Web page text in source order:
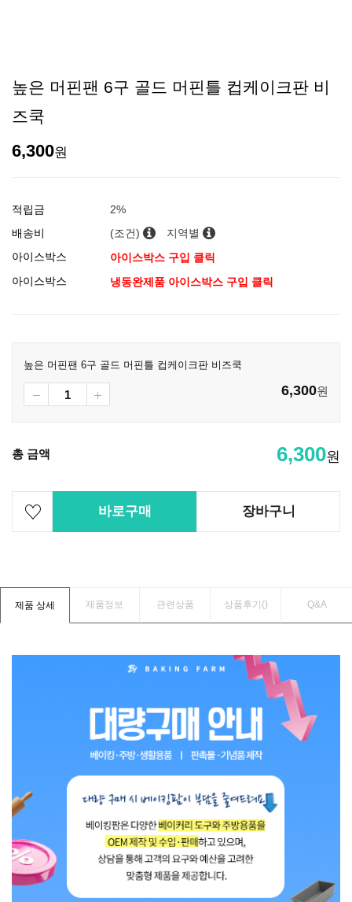
높은 머핀팬 6구 골드 머핀틀 컵케이크판 비
즈쿡
6,300원
적립금
2%
배송비
(조건)
지역별
아이스박스
아이스박스 구입 클릭
아이스박스
냉동완제품 아이스박스 구입 클릭
높은 머핀팬 6구 골드 머핀틀 컵케이크판 비즈쿡
6,300원
총 금액 6,300원
바로구매 장바구니
제품 상세 제품정보 관련상품 상품후기() Q&A